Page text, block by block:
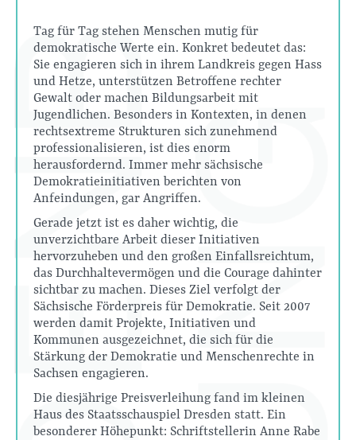
Tag für Tag stehen Menschen mutig für
demokratische Werte ein. Konkret bedeutet das:
Sie engagieren sich in ihrem Landkreis gegen Hass
und Hetze, unterstützen Betroffene rechter
Gewalt oder machen Bildungsarbeit mit
Jugendlichen. Besonders in Kontexten, in denen
rechtsextreme Strukturen sich zunehmend
professionalisieren, ist dies enorm
herausfordernd. Immer mehr sächsische
Demokratieinitiativen berichten von
Anfeindungen, gar Angriffen.
Gerade jetzt ist es daher wichtig, die
unverzichtbare Arbeit dieser Initiativen
hervorzuheben und den großen Einfallsreichtum,
das Durchhaltevermögen und die Courage dahinter
sichtbar zu machen. Dieses Ziel verfolgt der
Sächsische Förderpreis für Demokratie. Seit 2007
werden damit Projekte, Initiativen und
Kommunen ausgezeichnet, die sich für die
Stärkung der Demokratie und Menschenrechte in
Sachsen engagieren.
Die diesjährige Preisverleihung fand im kleinen
Haus des Staatsschauspiel Dresden statt. Ein
besonderer Höhepunkt: Schriftstellerin Anne Rabe